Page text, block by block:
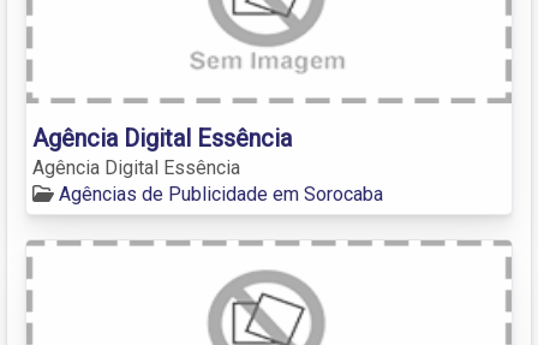
Agência Digital Essência
Agência Digital Essência
Agências de Publicidade em Sorocaba